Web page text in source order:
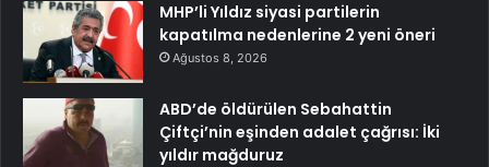
MHP’li Yıldız siyasi partilerin
kapatılma nedenlerine 2 yeni öneri
Ağustos 8, 2026
ABD’de öldürülen Sebahattin
Çiftçi’nin eşinden adalet çağrısı: İki
yıldır mağduruz